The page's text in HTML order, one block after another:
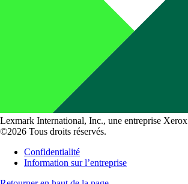
Lexmark International, Inc., une entreprise Xerox
©2026 Tous droits réservés.
Confidentialité
Information sur l’entreprise